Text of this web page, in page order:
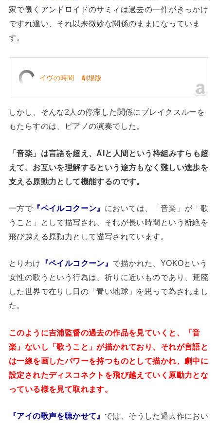
家で働くアンドロイドのサミィは過去の一件がきっかけ
ですれ違い、それ以来微妙な関係のままになっていま
す。
イヴの時間 劇場版
しかし、そんな2人の停滞した関係にブレイクスルーを
もたらすのは、ピアノの演奏でした。
「音楽」は言語を超え、AIと人間という枠組みすらも超
えて、お互いを理解するという途方もなく難しい進歩を
支える原動力として機能するのです。
一方で 『ペイルコクーン』 においては、「音楽」が「歌
うこと」として描写され、それが長い時間という断絶を
飛び越える原動力として描写されています。
とりわけ 『ペイルコクーン』 で描かれた、YOKOという
女性の歌うという行為は、祈りに近いものであり、荒廃
した世界で在りし日の「青い地球」を思って為されまし
た。
このように吉浦監督の過去の作品を見ていくと、「音
楽」ないし「歌うこと」が描かれており、それが言語と
は一線を画したパワーを持つものとして描かれ、劇中に
設定されたディスコネクトを飛び越えていく原動力とな
っている様を見て取れます。
『アイの歌声を聴かせて』 では、そうした過去作におい